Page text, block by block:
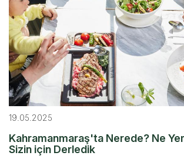
19.05.2025
Kahramanmaraş'ta Nerede? Ne
Sizin için Derledik